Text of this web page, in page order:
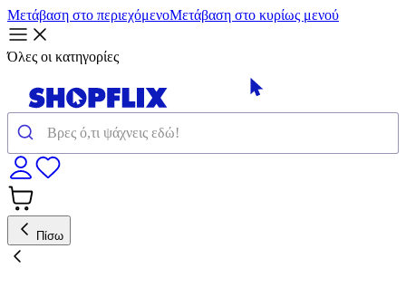
Μετάβαση στο περιεχόμενοΜετάβαση στο κυρίως μενού
Όλες οι κατηγορίες
Πίσω